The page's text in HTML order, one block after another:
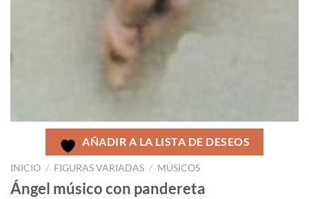
AÑADIR A LA LISTA DE DESEOS
INICIO / FIGURAS VARIADAS / MÚSICOS
Ángel músico con pandereta